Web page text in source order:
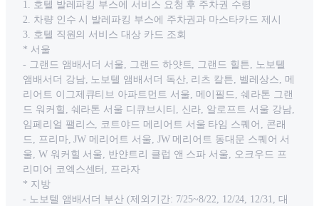
1. 호텔 발레파킹 부스에 서비스 요청 후 주차권 수령
2. 차량 인수 시 발레파킹 부스에 주차권과 마스타카드 제시
3. 호텔 직원의 서비스 대상 카드 조회
* 서울
- 그랜드 앰배서더 서울, 그랜드 하얏트, 그랜드 힐튼, 노보텔
앰배서더 강남, 노보텔 앰배서더 독산, 리츠 칼튼, 벨레상스, 메
리어트 이그제큐티브 아파트먼트 서울, 메이필드, 쉐라톤 그랜
드 워커힐, 쉐라톤 서울 디큐브시티, 신라, 알로프트 서울 강남,
임페리얼 팰리스, 코트야드 메리어트 서울 타임 스퀘어, 콘래
드, 프리마, JW 메리어트 서울, JW 메리어트 동대문 스퀘어 서
울, W 워커힐 서울, 반얀트리 클럽 앤 스파 서울, 오크우드 프
리미어 코엑스센터, 프라자
* 지방
- 노보텔 앰배서더 부산 (제외기간: 7/25~8/22, 12/24, 12/31, 대